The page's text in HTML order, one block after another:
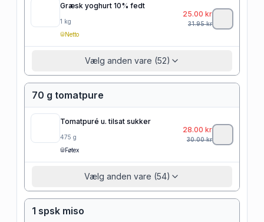
Græsk yoghurt 10% fedt
1 kg
Netto
25.00 kr
31.95kr
Vælg anden vare (52)
70 g tomatpure
Tomatpuré u. tilsat sukker
475 g
Føtex
28.00 kr
30.00kr
Vælg anden vare (54)
1 spsk miso